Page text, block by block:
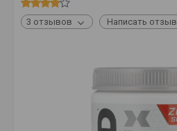
3 отзывов Написать отзыв